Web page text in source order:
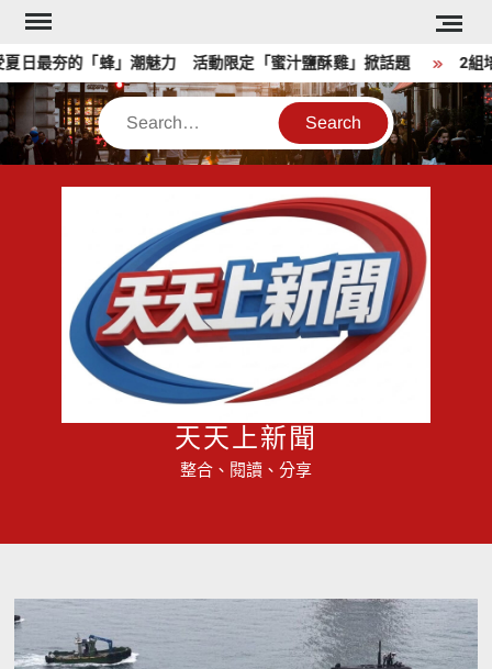
Skip
content
最夯的「蜂」潮魅力 活動限定「蜜汁鹽酥雞」掀話題 2組培
Search
天天上新聞
整合、閱讀、分享